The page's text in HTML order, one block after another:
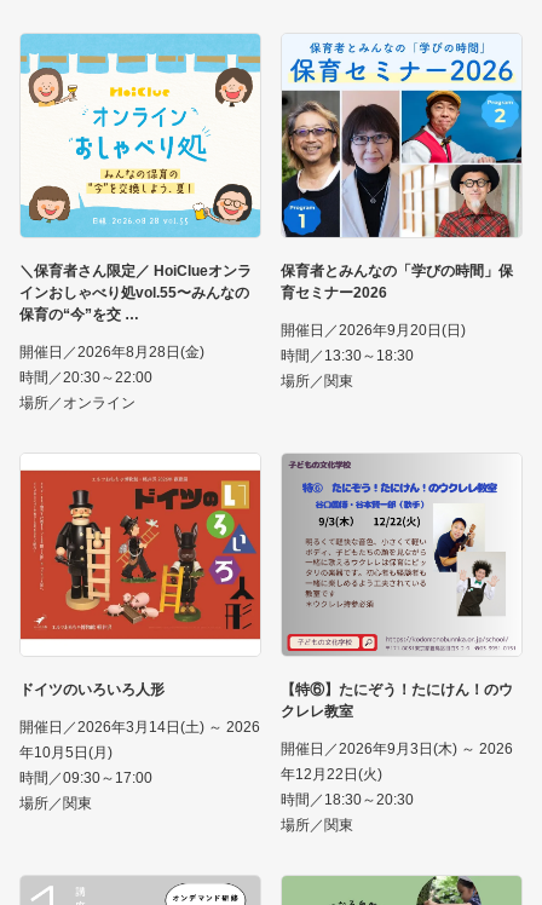
＼保育者さん限定／ HoiClueオンラ
インおしゃべり処vol.55〜みんなの
保育の“今”を交
開催日／2026年8月28日(金)
時間／20:30～22:00
場所／オンライン
保育者とみんなの「学びの時間」保
育セミナー2026
開催日／2026年9月20日(日)
時間／13:30～18:30
場所／関東
ドイツのいろいろ人形
開催日／2026年3月14日(土) ～ 2026
年10月5日(月)
時間／09:30～17:00
場所／関東
【特⑥】たにぞう！たにけん！のウ
クレレ教室
開催日／2026年9月3日(木) ～ 2026
年12月22日(火)
時間／18:30～20:30
場所／関東